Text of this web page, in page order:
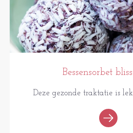
Bessensorbet
Deze gezonde traktatie is